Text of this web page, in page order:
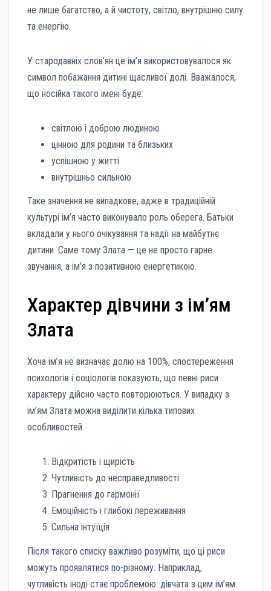
не лише багатство, а й чистоту, світло, внутрішню силу
та енергію.
У стародавніх слов’ян це ім’я використовувалося як
символ побажання дитині щасливої долі. Вважалося,
що носійка такого імені буде:
світлою і доброю людиною
цінною для родини та близьких
успішною у житті
внутрішньо сильною
Таке значення не випадкове, адже в традиційній
культурі ім’я часто виконувало роль оберега. Батьки
вкладали у нього очікування та надії на майбутнє
дитини. Саме тому Злата — це не просто гарне
звучання, а ім’я з позитивною енергетикою.
Характер дівчини з ім’ям
Злата
Хоча ім’я не визначає долю на 100%, спостереження
психологів і соціологів показують, що певні риси
характеру дійсно часто повторюються. У випадку з
ім’ям Злата можна виділити кілька типових
особливостей.
Відкритість і щирість
Чутливість до несправедливості
Прагнення до гармонії
Емоційність і глибокі переживання
Сильна інтуїція
Після такого списку важливо розуміти, що ці риси
можуть проявлятися по-різному. Наприклад,
чутливість іноді стає проблемою: дівчата з цим ім’ям